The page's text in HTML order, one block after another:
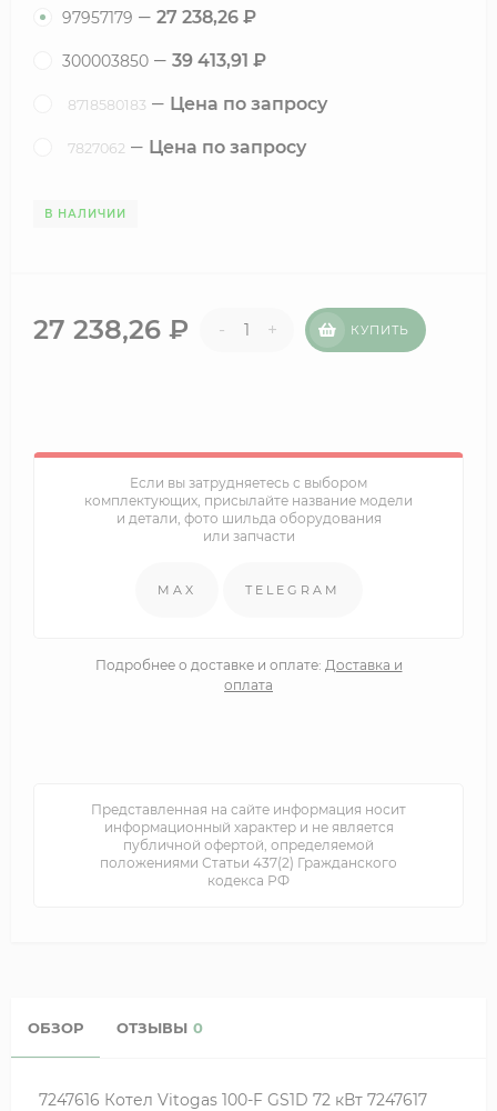
97957179 27 238,26 ₽
300003850 39 413,91 ₽
8718580183 Цена по запросу
7827062 Цена по запросу
В НАЛИЧИИ
27 238,26 ₽ - + КУПИТЬ
Если вы затрудняетесь с выбором
комплектующих, присылайте название модели
и детали, фото шильда оборудования
или запчасти
MAX TELEGRAM
Подробнее о доставке и оплате: Доставка и
оплата
Представленная на сайте информация носит
информационный характер и не является
публичной офертой, определяемой
положениями Статьи 437(2) Гражданского
кодекса РФ
ОБЗОР ОТЗЫВЫ 0
7247616 Котел Vitogas 100-F GS1D 72 кВт 7247617